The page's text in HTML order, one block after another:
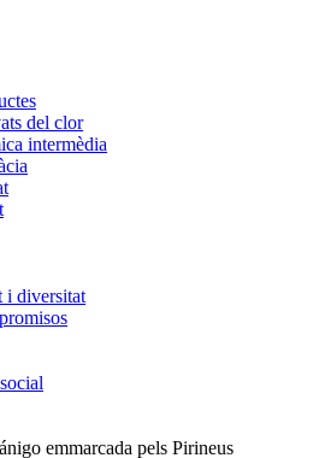
del clor
intermèdia
i diversitat